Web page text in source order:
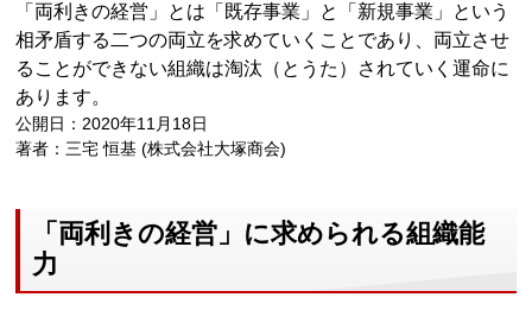
「両利きの経営」とは「既存事業」と「新規事業」という
相矛盾する二つの両立を求めていくことであり、両立させ
ることができない組織は淘汰（とうた）されていく運命に
あります。
公開日：2020年11月18日
著者：三宅 恒基 (株式会社大塚商会)
「両利きの経営」に求められる組織能
力